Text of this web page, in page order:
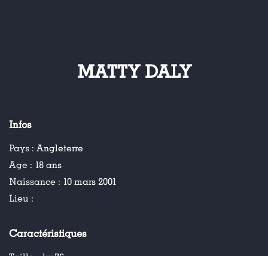
MATTY DALY
Infos
Pays : Angleterre
Age : 18 ans
Naissance : 10 mars 2001
Lieu :
Caractéristiques